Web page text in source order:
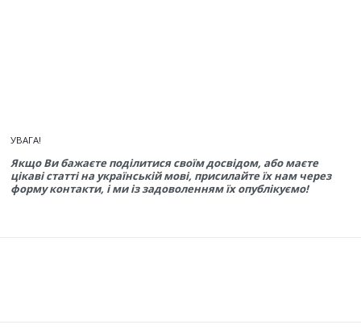
УВАГА!
Якщо Ви бажаєте поділитися своїм досвідом, або маєте
цікаві статті на українській мові, присилайте їх нам через
форму контакти, і ми із задоволенням їх опублікуємо!